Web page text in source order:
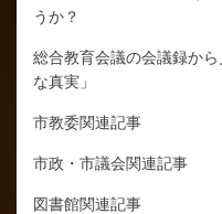
うか？
総合教育会議の会議録か
な真実」
市教委関連記事
市政・市議会関連記事
図書館関連記事